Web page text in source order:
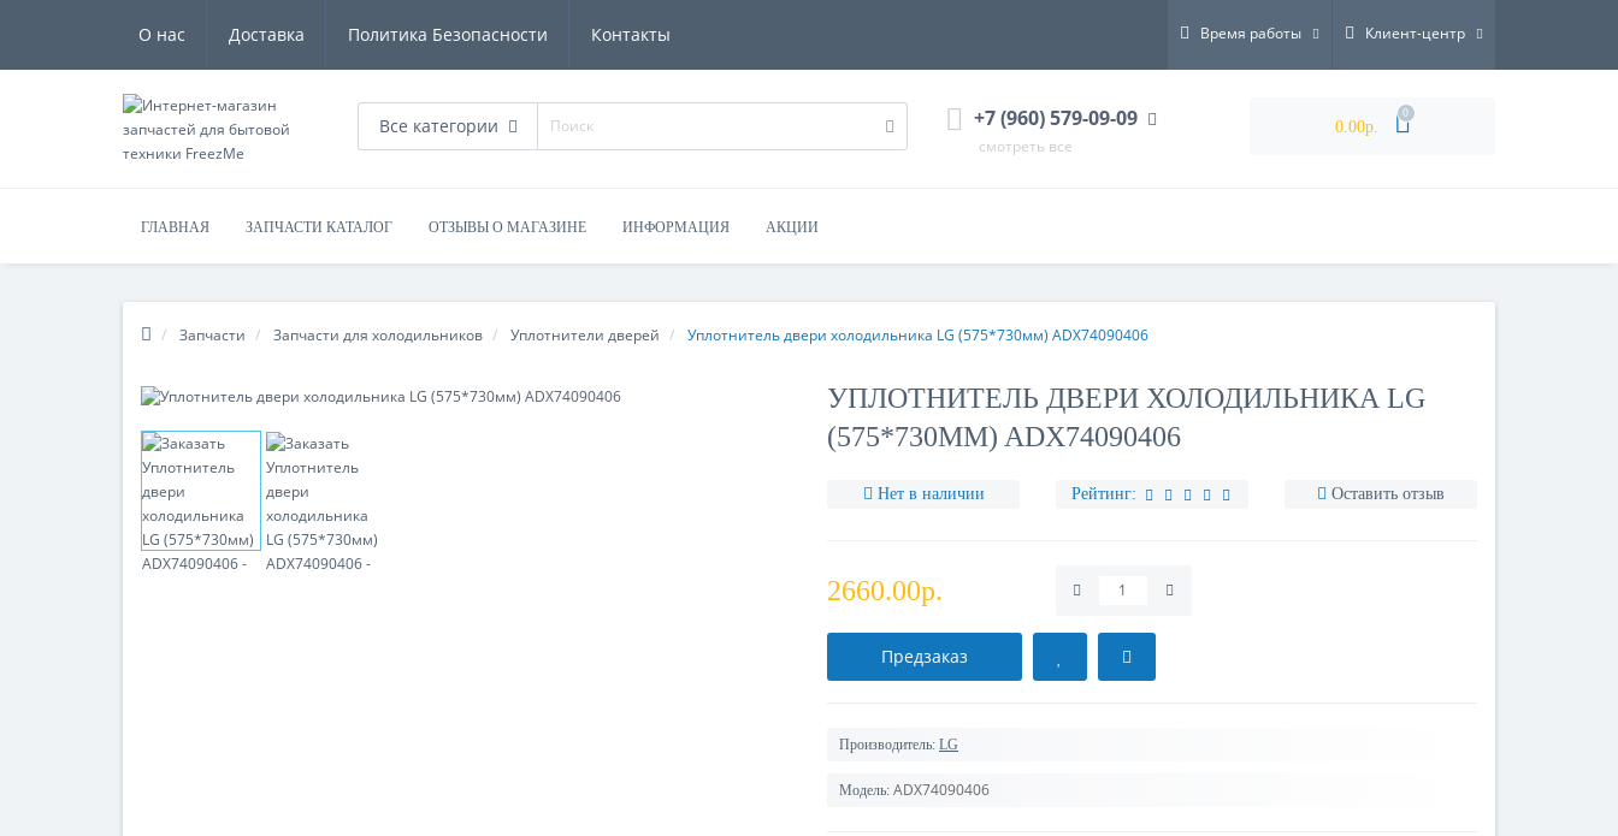
О нас Доставка Политика Безопасности Контакты Время работы Клиент-центр
Все категории +7 (960) 579-09-09
смотреть все
0.00р.
0
ГЛАВНАЯ ЗАПЧАСТИ КАТАЛОГ ОТЗЫВЫ О МАГАЗИНЕ ИНФОРМАЦИЯ АКЦИИ
Запчасти Запчасти для холодильников Уплотнители дверей Уплотнитель двери холодильника LG (575*730мм) ADX74090406
УПЛОТНИТЕЛЬ ДВЕРИ ХОЛОДИЛЬНИКА LG
(575*730ММ) ADX74090406
Нет в наличии Рейтинг: Оставить отзыв
2660.00р.
Предзаказ
Производитель: LG
Модель: ADX74090406